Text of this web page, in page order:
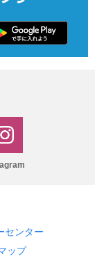
センター
ップ